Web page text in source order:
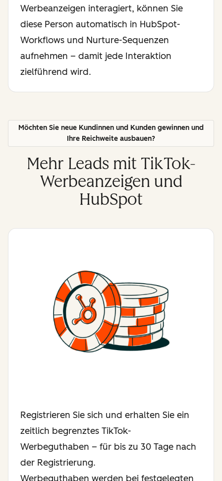
Werbeanzeigen interagiert, können Sie
diese Person automatisch in HubSpot-
Workflows und Nurture-Sequenzen
aufnehmen – damit jede Interaktion
zielführend wird.
Möchten Sie neue Kundinnen und Kunden gewinnen und
Ihre Reichweite ausbauen?
Mehr Leads mit TikTok-
Werbeanzeigen und
HubSpot
Registrieren Sie sich und erhalten Sie ein
zeitlich begrenztes TikTok-
Werbeguthaben – für bis zu 30 Tage nach
der Registrierung.
Werbeguthaben werden bei festgelegten